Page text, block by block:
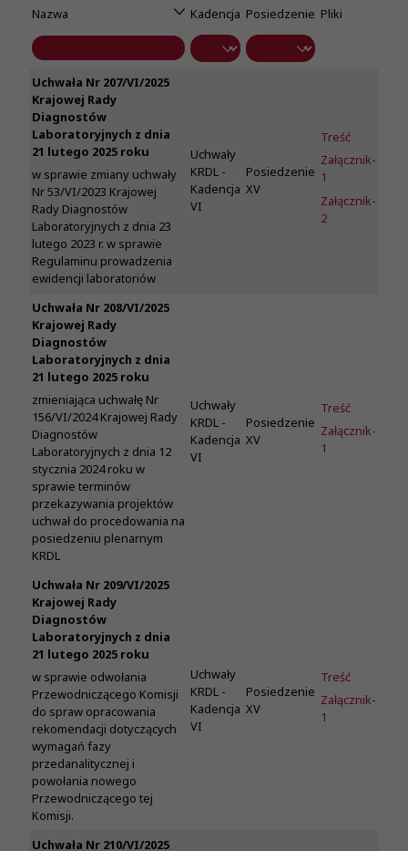
Nazwa Kadencja Posiedzenie Pliki
Uchwała Nr 207/VI/2025
Krajowej Rady
Diagnostów
Laboratoryjnych z dnia
21 lutego 2025 roku
w sprawie zmiany uchwały
Nr 53/VI/2023 Krajowej
Rady Diagnostów
Laboratoryjnych z dnia 23
lutego 2023 r. w sprawie
Regulaminu prowadzenia
ewidencji laboratoriów
Uchwały
KRDL -
Kadencja
VI
Posiedzenie
XV
Treść
Załącznik-
1
Załącznik-
2
Uchwała Nr 208/VI/2025
Krajowej Rady
Diagnostów
Laboratoryjnych z dnia
21 lutego 2025 roku
zmieniająca uchwałę Nr
156/VI/2024 Krajowej Rady
Diagnostów
Laboratoryjnych z dnia 12
stycznia 2024 roku w
sprawie terminów
przekazywania projektów
uchwał do procedowania na
posiedzeniu plenarnym
KRDL
Uchwały
KRDL -
Kadencja
VI
Posiedzenie
XV
Treść
Załącznik-
1
Uchwała Nr 209/VI/2025
Krajowej Rady
Diagnostów
Laboratoryjnych z dnia
21 lutego 2025 roku
w sprawie odwołania
Przewodniczącego Komisji
do spraw opracowania
rekomendacji dotyczących
wymagań fazy
przedanalitycznej i
powołania nowego
Przewodniczącego tej
Komisji.
Uchwały
KRDL -
Kadencja
VI
Posiedzenie
XV
Treść
Załącznik-
1
Uchwała Nr 210/VI/2025